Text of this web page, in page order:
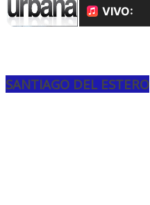
SANTIAGO DEL ESTERO